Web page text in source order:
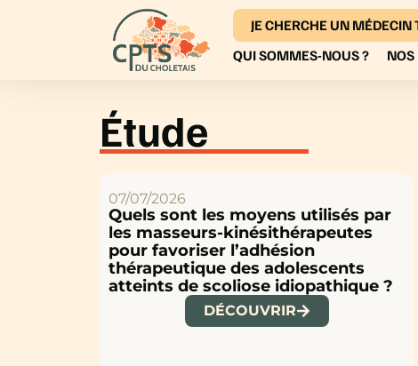
JE CHERCHE UN MÉDECIN
QUI SOMMES-NOUS ?
Étude
07/07/2026
Quels sont les moyens utilisés par
les masseurs-kinésithérapeutes
pour favoriser l’adhésion
thérapeutique des adolescents
atteints de scoliose idiopathique ?
DÉCOUVRIR